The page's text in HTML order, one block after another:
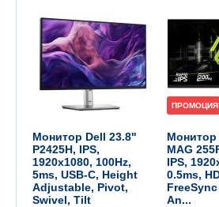
Монитор Dell 23.8"
P2425H, IPS,
1920x1080, 100Hz,
5ms, USB-C, Height
Adjustable, Pivot,
Swivel, Tilt
ПРОМОЦИЯ
Монитор
MAG
IPS,
0.5ms,
An...